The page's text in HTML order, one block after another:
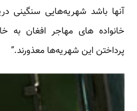
آنها باشد شهریه‌هایی سنگینی
خانواده های مهاجر افغان به
پرداختن این شهریه‌ها معذورند.”